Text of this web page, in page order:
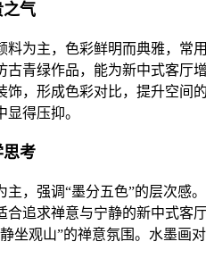
之气
料为主，色彩鲜明而典雅，常
古青绿作品，能为新中式客厅
饰，形成色彩对比，提升空间
得压抑。
思考
主，强调“墨分五色”的层次感
合追求禅意与宁静的新中式客
坐观山”的禅意氛围。水墨画